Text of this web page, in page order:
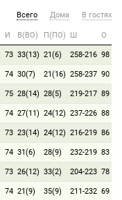
Всего Дома В гостях
И В(ВО) П(ПО) Ш О
73 33(13) 21(6) 258-216 98
74 30(7) 21(16) 258-237 90
75 28(14) 28(5) 219-217 89
74 27(11) 24(12) 237-226 88
73 23(14) 24(12) 216-219 86
74 31(6) 28(9) 232-219 83
73 26(12) 33(2) 204-223 78
74 21(9) 35(9) 211-232 69